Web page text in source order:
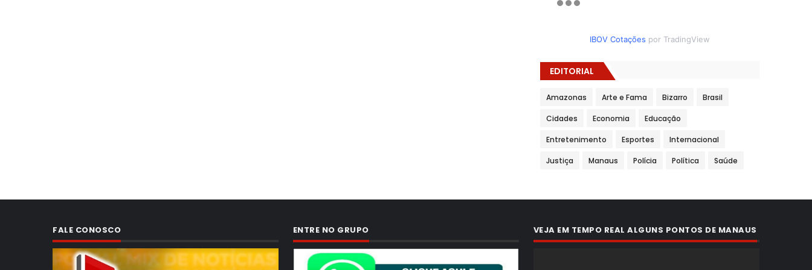
IBOV Cotações por TradingView
EDITORIAL
Amazonas Arte e Fama Bizarro Brasil
Cidades Economia Educação
Entretenimento Esportes Internacional
Justiça Manaus Polícia Política Saúde
FALE CONOSCO ENTRE NO GRUPO VEJA EM TEMPO REAL ALGUNS PONTOS DE MANAUS